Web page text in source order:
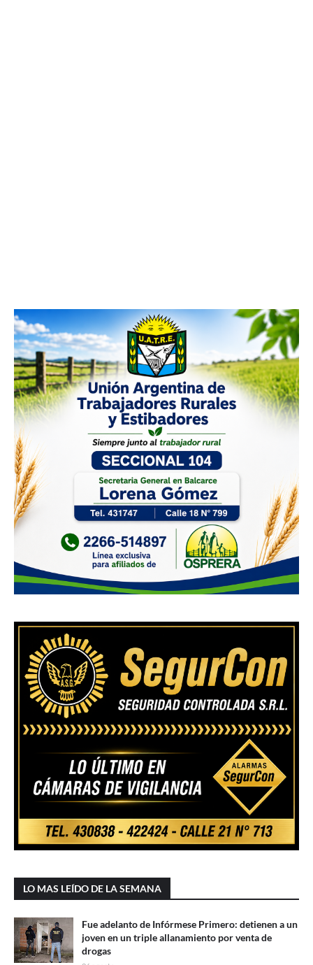
LO MAS LEÍDO DE LA SEMANA
Fue adelanto de Infórmese Primero: detienen a un
joven en un triple allanamiento por venta de
drogas